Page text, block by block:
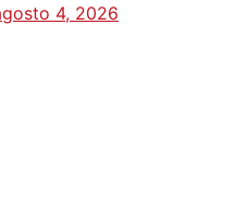
4, 2026